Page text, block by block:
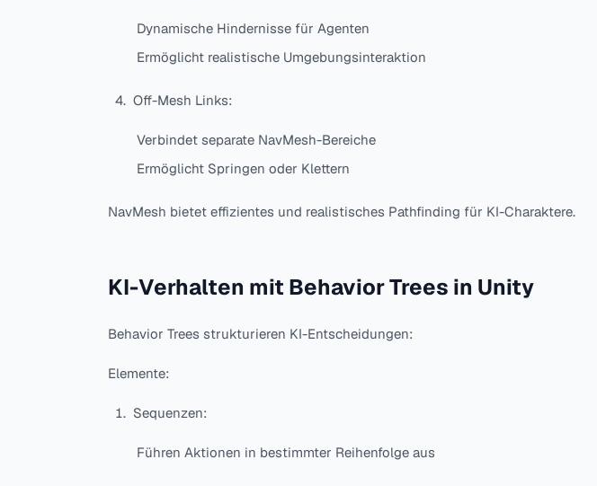
Dynamische Hindernisse für Agenten
Ermöglicht realistische Umgebungsinteraktion
Off-Mesh Links:
Verbindet separate NavMesh-Bereiche
Ermöglicht Springen oder Klettern
NavMesh bietet effizientes und realistisches Pathfinding für KI-Charaktere.
KI-Verhalten mit Behavior Trees in Unity
Behavior Trees strukturieren KI-Entscheidungen:
Elemente:
Sequenzen:
Führen Aktionen in bestimmter Reihenfolge aus